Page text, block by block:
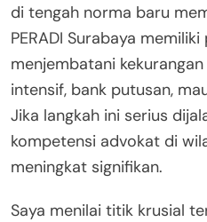
di tengah norma baru
PERADI Surabaya
menjembatani
intensif, bank putusan,
Jika langkah ini serius
kompetensi advokat di
meningkat signifikan.
Saya menilai titik krusial